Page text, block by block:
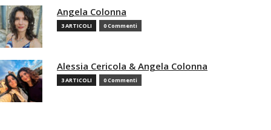
Angela Colonna
3 ARTICOLI 0 Commenti
Alessia Cericola & Angela Colonna
3 ARTICOLI 0 Commenti